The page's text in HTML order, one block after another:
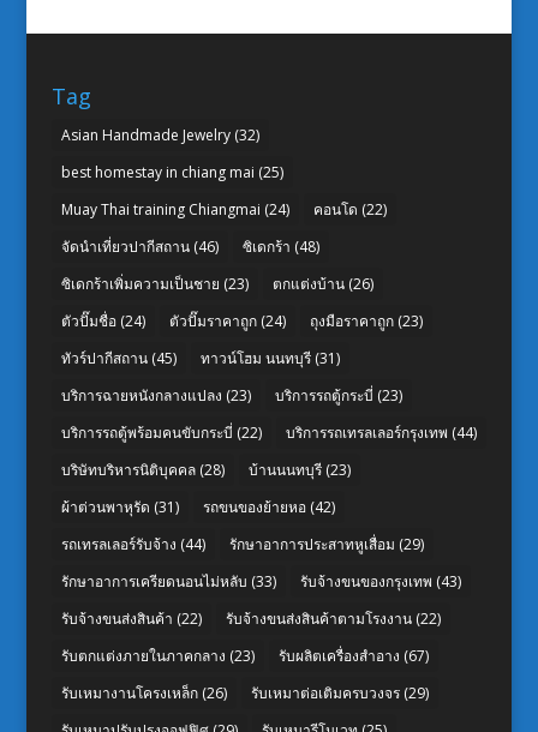
Tag
Asian Handmade Jewelry(32)
best homestay in chiang mai (25)
Muay Thai training Chiangmai (24) คอนโด (22)
จัดนำเที่ยวปากีสถาน(46) ซิเดกร้า (48)
ซิเดกร้าเพิ่มความเป็นชาย (23) ตกแต่งบ้าน(26)
ตัวปั๊มชื่อ(24) ตัวปั๊มราคาถูก(24) ถุงมือราคาถูก(23)
ทัวร์ปากีสถาน(45) ทาวน์โฮม นนทบุรี(31)
บริการฉายหนังกลางแปลง (23) บริการรถตู้กระบี่ (23)
บริการรถตู้พร้อมคนขับกระบี่ (22) บริการรถเทรลเลอร์กรุงเทพ (44)
บริษัทบริหารนิติบุคคล(28) บ้านนนทบุรี(23)
ผ้าต่วนพาหุรัด (31) รถขนของย้ายหอ(42)
รถเทรลเลอร์รับจ้าง (44) รักษาอาการประสาทหูเสื่อม (29)
รักษาอาการเครียดนอนไม่หลับ (33) รับจ้างขนของกรุงเทพ (43)
รับจ้างขนส่งสินค้า (22) รับจ้างขนส่งสินค้าตามโรงงาน(22)
รับตกแต่งภายในภาคกลาง (23) รับผลิตเครื่องสำอาง (67)
รับเหมางานโครงเหล็ก(26) รับเหมาต่อเติมครบวงจร(29)